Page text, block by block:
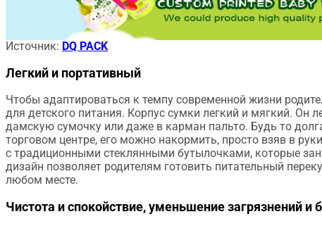
Источник: DQ PACK
Легкий и портативный
Чтобы адаптироваться к темпу современной жизни
для детского питания. Корпус сумки легкий и мягкий. Он
дамскую сумочку или даже в карман пальто. Будь то
торговом центре, его можно накормить, просто взяв в
с традиционными стеклянными бутылочками, которые
дизайн позволяет родителям готовить питательный
любом месте.
Чистота и спокойствие, уменьшение загрязнений и